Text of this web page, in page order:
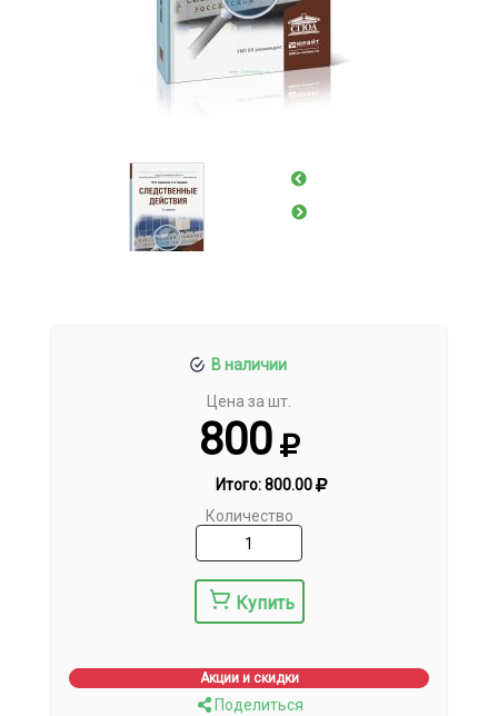
В наличии
Цена за шт.
800
Итого:800.00
Количество
Купить
Акции и скидки
Поделиться